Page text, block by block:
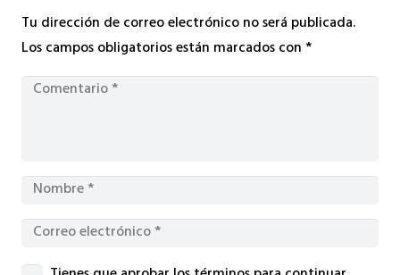
Tu dirección de correo electrónico no será publicada.
Los campos obligatorios están marcados con*